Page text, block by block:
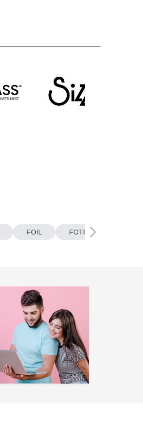
FOIL FOTOBOTONES